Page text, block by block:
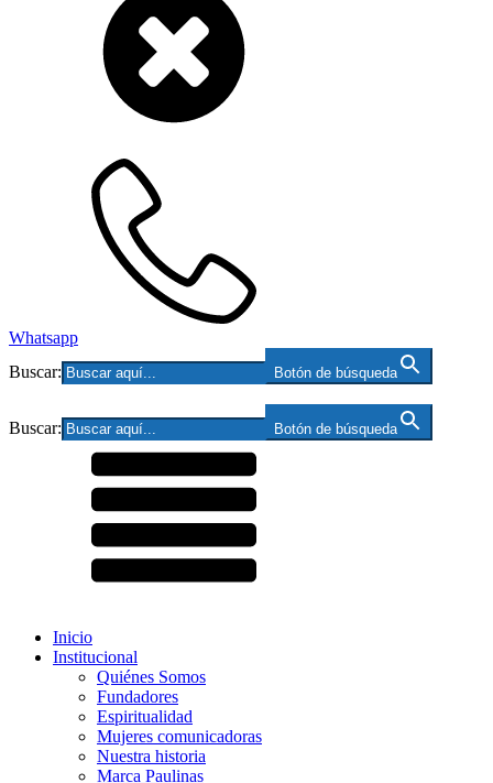
Whatsapp
Buscar:
Botón de búsqueda
Buscar: Botón de búsqueda
Inicio
Institucional
Quiénes Somos
Fundadores
Espiritualidad
Mujeres comunicadoras
Nuestra historia
Marca Paulinas